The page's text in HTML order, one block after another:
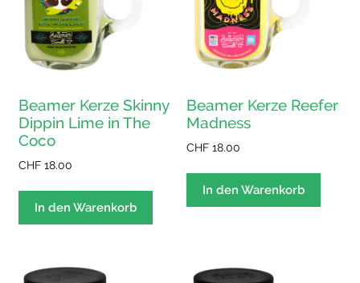
Beamer Kerze Skinny
Dippin Lime in The
Coco
CHF 18.00
In den Warenkorb
Beamer Kerze Reefer
Madness
CHF 18.00
In den Warenkorb